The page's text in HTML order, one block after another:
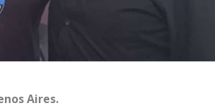
Aires.